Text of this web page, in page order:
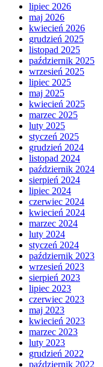
lipiec 2026
maj 2026
kwiecień 2026
grudzień 2025
listopad 2025
październik 2025
wrzesień 2025
lipiec 2025
maj 2025
kwiecień 2025
marzec 2025
luty 2025
styczeń 2025
grudzień 2024
listopad 2024
październik 2024
sierpień 2024
lipiec 2024
czerwiec 2024
kwiecień 2024
marzec 2024
luty 2024
styczeń 2024
październik 2023
wrzesień 2023
sierpień 2023
lipiec 2023
czerwiec 2023
maj 2023
kwiecień 2023
marzec 2023
luty 2023
grudzień 2022
październik 2022